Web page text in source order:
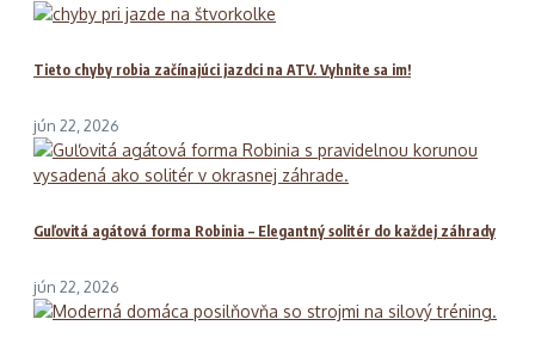
Tieto chyby robia začínajúci jazdci na ATV. Vyhnite sa im!
jún 22, 2026
Guľovitá agátová forma Robinia – Elegantný solitér do každej záhrady
jún 22, 2026